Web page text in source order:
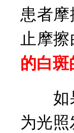
患者
止摩擦
的白斑
如果
为光